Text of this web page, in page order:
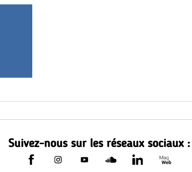
Suivez-nous sur les réseaux sociaux :